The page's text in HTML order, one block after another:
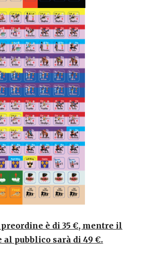
è di 35 €, mentre il
al pubblico sarà di 49 €.